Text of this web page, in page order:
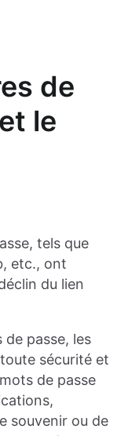
de
le
tels que
etc., ont
du lien
passe, les
sécurité et
de passe
souvenir ou de